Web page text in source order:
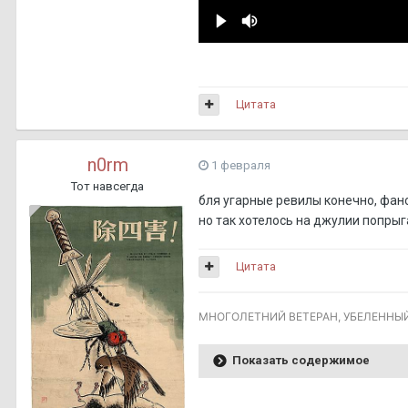
Цитата
n0rm
Тот навсегда
1 февраля
бля угарные ревилы конечно,
но так хотелось на джулии
Цитата
МНОГОЛЕТНИЙ ВЕТЕРАН,
Показать содержимое